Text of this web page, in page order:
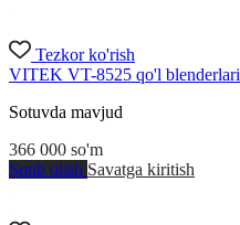
Tezkor ko'rish
VITEK VT-8525 qo'l blenderlari
Sotuvda mavjud
366 000 so'm
Sotib olish Savatga kiritish